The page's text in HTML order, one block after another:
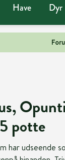
Have Dyr
potte
har udseende